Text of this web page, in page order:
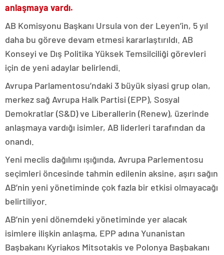
anlaşmaya vardı.
AB Komisyonu Başkanı Ursula von der Leyen’in, 5 yıl
daha bu göreve devam etmesi kararlaştırıldı. AB
Konseyi ve Dış Politika Yüksek Temsilciliği görevleri
için de yeni adaylar belirlendi.
Avrupa Parlamentosu’ndaki 3 büyük siyasi grup olan,
merkez sağ Avrupa Halk Partisi (EPP), Sosyal
Demokratlar (S&D) ve Liberallerin (Renew), üzerinde
anlaşmaya vardığı isimler, AB liderleri tarafından da
onandı.
Yeni meclis dağılımı ışığında, Avrupa Parlementosu
seçimleri öncesinde tahmin edilenin aksine, aşırı sağın
AB’nin yeni yönetiminde çok fazla bir etkisi olmayacağı
belirtiliyor.
AB’nin yeni dönemdeki yönetiminde yer alacak
isimlere ilişkin anlaşma, EPP adına Yunanistan
Başbakanı Kyriakos Mitsotakis ve Polonya Başbakanı